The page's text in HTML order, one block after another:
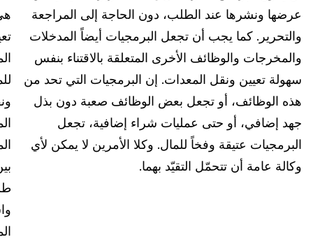
تنقيح آلاف الملفات دفعة واحدة
تنقيح وتعتيم الصور
النسخ والترجمة
الرعاية الصحية
التعليم
القطاع الحكومي
الشؤون القانونية
الخدمات المالية
الأسئلة الشائعة
المدونة
تجارب العملاء
الدعم والمساعدة
ما الجديد
المؤتمرات والفعاليات
عرضها ونشرها عند الطلب، دون الحاجة إلى المراجعة
والتحرير. كما يجب أن تجعل البرمجيات أيضاً المدخلات
والمخرجات والوظائف الأخرى المتعلقة بالاقتناء بنفس
سهولة تعيين ونقل المعدات. إن البرمجيات التي تحد من
هذه الوظائف، أو تجعل بعض الوظائف صعبة دون بذل
جهد إضافي، أو حتى عمليات شراء إضافية، تجعل
البرمجيات عتيقة وفخاً للمال. وكلا الأمرين لا يمكن لأي
وكالة عامة أن تتحمّل التقيّد بهما.